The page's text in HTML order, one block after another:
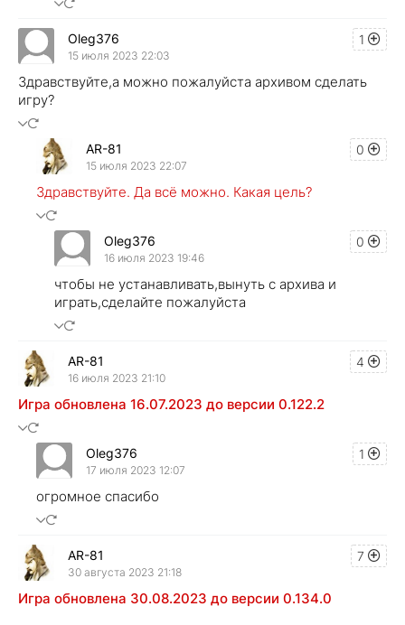
1
Oleg376
15 июля 2023 22:03
Здравствуйте,а можно пожалуйста архивом сделать
игру?
0
AR-81
15 июля 2023 22:07
Здравствуйте. Да всё можно. Какая цель?
0
Oleg376
16 июля 2023 19:46
чтобы не устанавливать,вынуть с архива и
играть,сделайте пожалуйста
4
AR-81
16 июля 2023 21:10
Игра обновлена 16.07.2023 до версии 0.122.2
1
Oleg376
17 июля 2023 12:07
огромное спасибо
7
AR-81
30 августа 2023 21:18
Игра обновлена 30.08.2023 до версии 0.134.0